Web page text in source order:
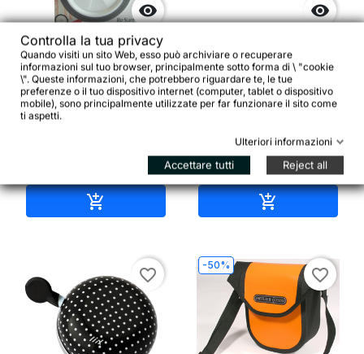

Coppia di rotelle bimbo
12-20" TESTATE TUV
(standard europei)

Aggiungi al carrello

Coppia ammortizzatori
non forati per leve freno
 
Aggiungi al
favorite_border
-50%
favorite_border
Controlla la tua privacy
Quando visiti un sito Web, esso può archiviare o recuperare
informazioni sul tuo browser, principalmente sotto forma di \ "cookie
\". Queste informazioni, che potrebbero riguardare te, le tue
preferenze o il tuo dispositivo internet (computer, tablet o dispositivo
mobile), sono principalmente utilizzate per far funzionare il sito come
ti aspetti.
Ulteriori informazioni
Accettare tutti Reject all